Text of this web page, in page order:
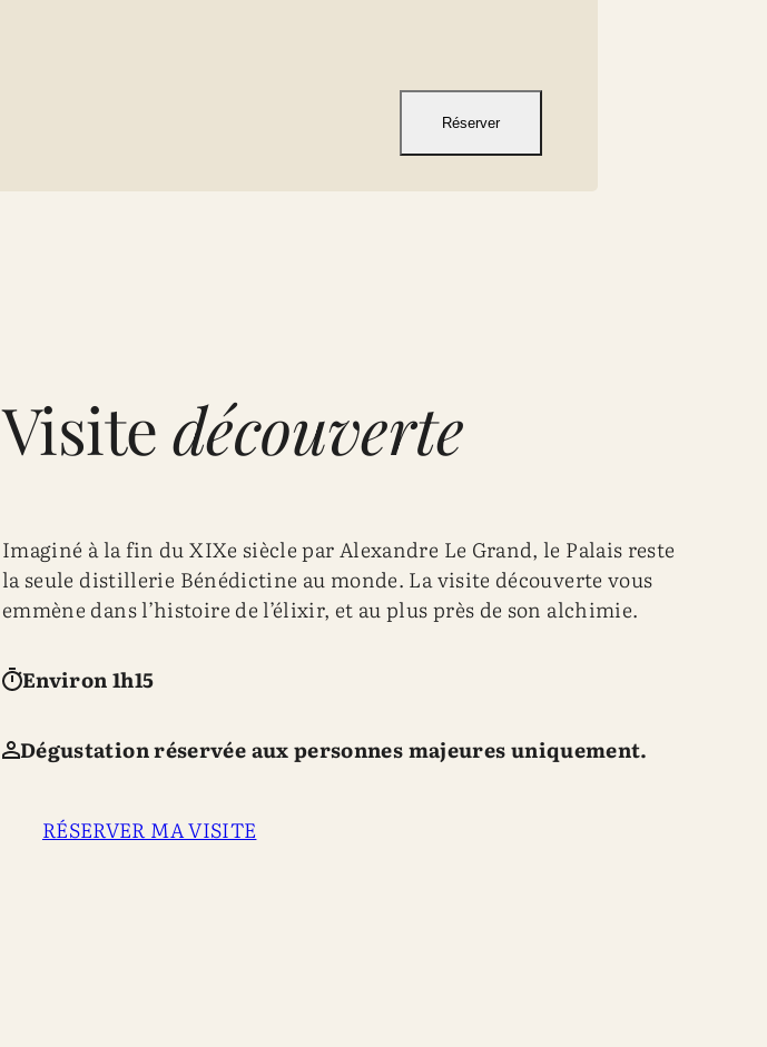
Réserver
Visitedécouverte
Imaginé à la fin du XIXe siècle par Alexandre Le Grand, le Palais reste
la seule distillerie Bénédictine au monde. La visite découverte vous
emmène dans l’histoire de l’élixir, et au plus près de son alchimie.
Environ 1h15
Dégustation réservée aux personnes majeures uniquement.
RÉSERVER MA VISITE